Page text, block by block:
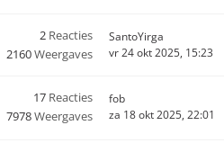
2 Reacties
2160Weergaves
SantoYirga
vr 24 okt 2025, 15:23
17 Reacties
7978Weergaves
fob
za 18 okt 2025, 22:01